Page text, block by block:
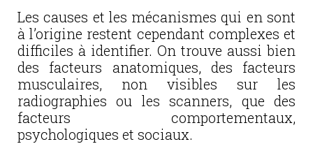
Les causes et les mécanismes qui en sont
à l’origine restent cependant complexes et
difficiles à identifier. On trouve aussi bien
des facteurs anatomiques, des facteurs
musculaires, non visibles sur les
radiographies ou les scanners, que des
facteurs comportementaux,
psychologiques et sociaux.